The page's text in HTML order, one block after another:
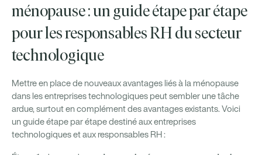
ménopause : un guide étape par étape
pour les responsables RH du secteur
technologique
Mettre en place de nouveaux avantages liés à la ménopause
dans les entreprises technologiques peut sembler une tâche
ardue, surtout en complément des avantages existants. Voici
un guide étape par étape destiné aux entreprises
technologiques et aux responsables RH :